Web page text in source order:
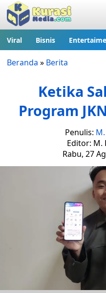
Viral Bisnis
Beranda » Berita
Ketika
Program
Penulis:
Editor: M.
Rabu, 27